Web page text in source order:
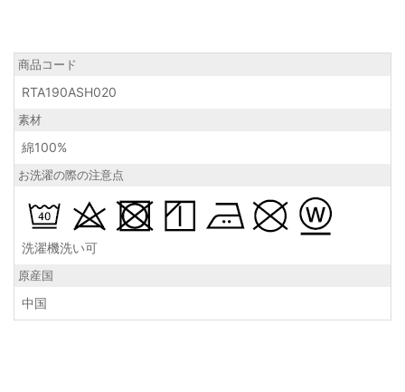
商品コード
RTA190ASH020
素材
綿100%
お洗濯の際の注意点
洗濯機洗い可
原産国
中国